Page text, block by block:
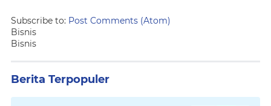
Subscribe to: Post Comments (Atom)
Bisnis
Bisnis
Berita Terpopuler